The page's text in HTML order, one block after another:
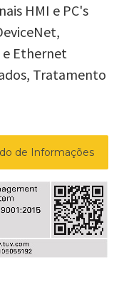
HMI e PC's
Ethernet
Tratamento
de Informações